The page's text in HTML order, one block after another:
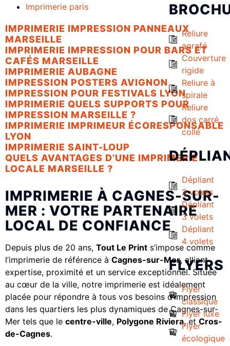
Reliure
agrafé
Couverture
rigide
Reliure à
spirale
Reliure
dos carré
collé
Dépliant
2 volets
Dépliant
3 volets
Dépliant
4 volets
FLYERS
Flyer
classique
Flyer luxe
Flyer
écologique
Imprimerie paris
IMPRIMERIE IMPRESSION PANNEAUX
MARSEILLE
IMPRIMERIE IMPRESSION POUR BARS ET
CAFÉS MARSEILLE
IMPRIMERIE AUBAGNE
IMPRESSION POSTERS AVIGNON
IMPRESSION POUR FESTIVALS LYON
IMPRIMERIE QUELS SUPPORTS POUR
IMPRESSION MARSEILLE ?
IMPRIMERIE IMPRIMEUR ÉCORESPONSABLE
LYON
IMPRIMERIE SAINT-LOUP
QUELS AVANTAGES D’UNE IMPRIMERIE
LOCALE MARSEILLE ?
IMPRIMERIE À CAGNES-SUR-
MER : VOTRE PARTENAIRE
LOCAL DE CONFIANCE
Depuis plus de 20 ans, Tout Le Print s’impose comme
l’imprimerie de référence à Cagnes-sur-Mer, alliant
expertise, proximité et un service exceptionnel. Située
au cœur de la ville, notre imprimerie est idéalement
placée pour répondre à tous vos besoins d’impression
dans les quartiers les plus dynamiques de Cagnes-sur-
Mer tels que le centre-ville, Polygone Riviera, et Cros-
de-Cagnes.